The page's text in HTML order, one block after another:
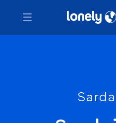
Menu